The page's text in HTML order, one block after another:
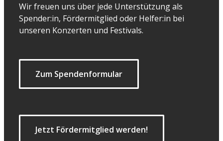
Wir freuen uns über jede Unterstützung als
Spender:in, Fördermitglied oder Helfer:in bei
unseren Konzerten und Festivals.
Zum Spendenformular
Jetzt Fördermitglied werden!